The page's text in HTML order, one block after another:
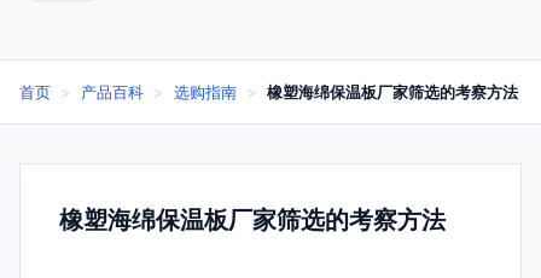
首页 > 产品百科 > 选购指南 > 橡塑海绵保温板厂家筛选的考察方法
橡塑海绵保温板厂家筛选的考察方法